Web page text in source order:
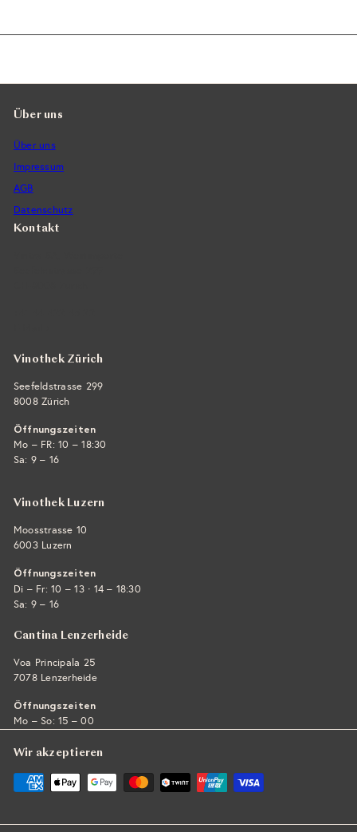
Über uns
Über uns
Impressum
AGB
Datenschutz
Kontakt
Vinothek Zürich
Seefeldstrasse 299
8008 Zürich
Öffnungszeiten
Mo – FR: 10 – 18:30
Sa: 9 – 16
Vinothek Luzern
Moosstrasse 10
6003 Luzern
Öffnungszeiten
Di – Fr: 10 – 13 · 14 – 18:30
Sa: 9 – 16
Cantina Lenzerheide
Voa Principala 25
7078 Lenzerheide
Öffnungszeiten
Mo – So: 15 – 00
Wir akzeptieren